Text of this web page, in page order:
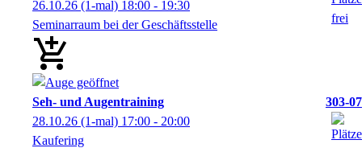
26.10.26 (1-mal) 18:00 - 19:30
Seminarraum bei der Geschäftsstelle
Seh- und Augentraining
303-07
28.10.26 (1-mal) 17:00 - 20:00
Kaufering